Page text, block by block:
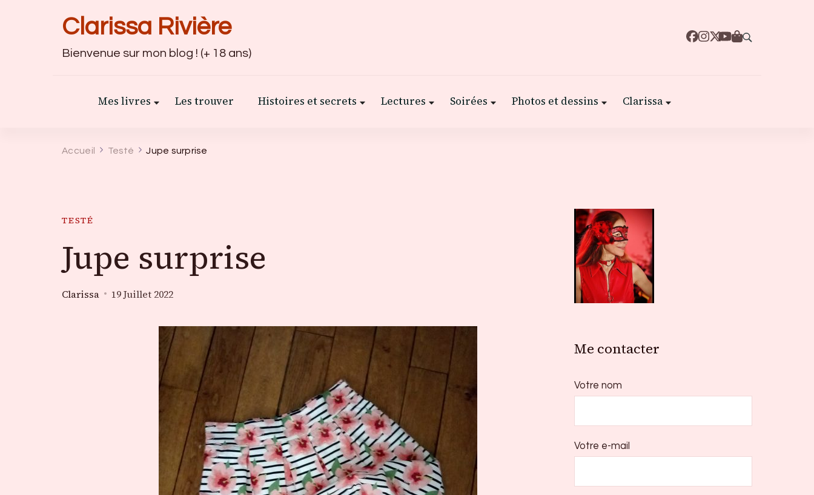
Clarissa Rivière
Bienvenue sur mon blog ! (+ 18 ans)
Mes livres Les trouver Histoires et secrets Lectures Soirées Photos et dessins Clarissa
Accueil Testé Jupe surprise
TESTÉ
Jupe surprise
Clarissa 19 Juillet 2022
Me contacter
Votre nom
Votre e-mail